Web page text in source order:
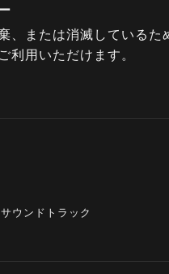
、または消滅しているた
利用いただけます。
ウンドトラック